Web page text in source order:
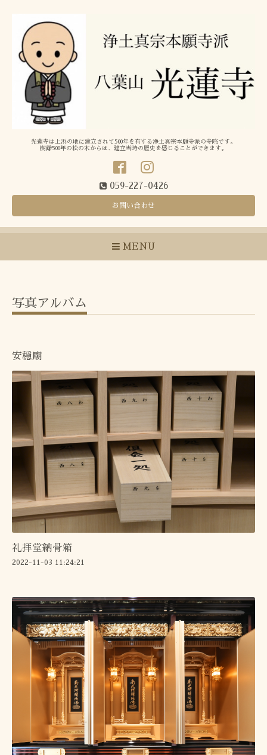
光蓮寺は上浜の地に建立されて500年を有する浄土真宗本願寺派の寺院です。
樹齢500年の松の木からは、建立当時の歴史を感じることができます。
059-227-0426
お問い合わせ
MENU
写真アルバム
安穏廟
礼拝堂納骨箱
2022-11-03 11:24:21